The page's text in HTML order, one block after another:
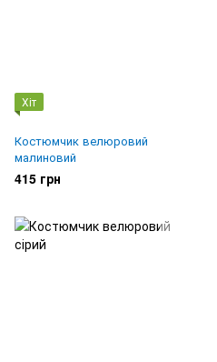
Хіт
Костюмчик велюровий
малиновий
415 грн